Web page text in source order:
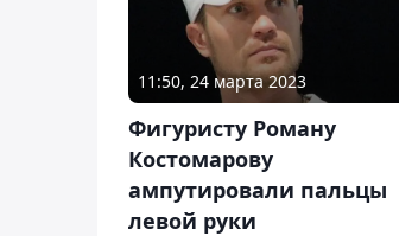
11:50, 24 марта 2023
Фигуристу Роману
Костомарову
ампутировали пальцы
левой руки